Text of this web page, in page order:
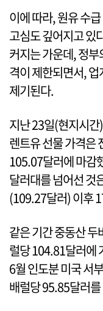
이에 따라, 원유 수
고심도 깊어지고 있
커지는 가운데, 정
격이 제한되면서,
제기된다.
지난 23일(현지시
렌트유 선물 가격은
105.07달러에 마감
달러대를 넘어선 것
(109.27달러) 이후
같은 기간 중동산
럴당 104.81달러에
6월 인도분 미국 서
배럴당 95.85달러